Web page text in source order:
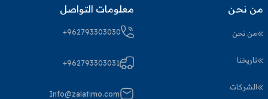
من نحن
من نحن
تاريخنا
الشركات
معلومات التواصل
+962793303030
+962793303031
Info@zalatimo.com